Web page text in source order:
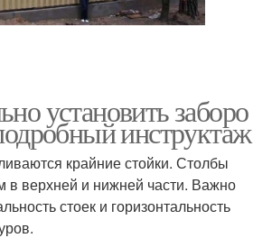
установить заборо
инструктаж
крайние стойки. Столбы
в верхней и нижней части. Важно
стоек и горизонтальность